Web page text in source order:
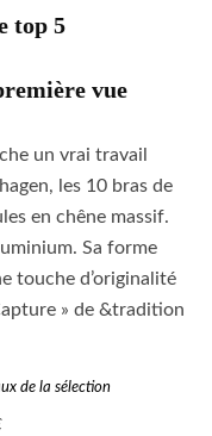
top 5
vue
un vrai travail
les 10 bras de
en chêne massif.
Sa forme
touche d’originalité
» de &tradition